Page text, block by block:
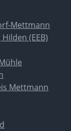
Mettmann
(EEB)
Mettmann